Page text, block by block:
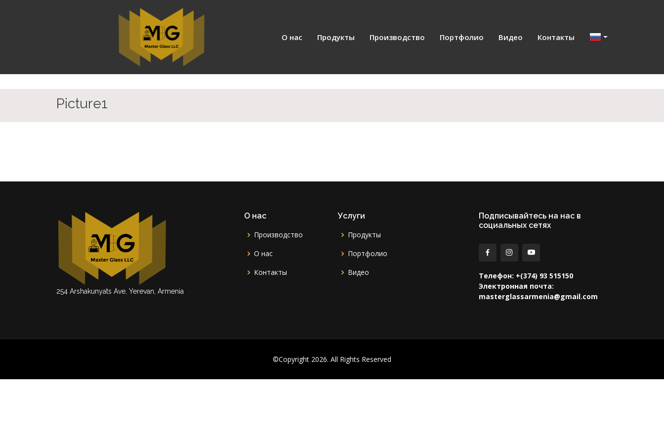
О нас Продукты Производство Портфолио Видео Контакты
Picture1
254 Arshakunyats Ave, Yerevan, Armenia
О нас
Производство
О нас
Контакты
Услуги
Продукты
Портфолио
Видео
Подписывайтесь на нас в
социальных сетях
Телефон: +(374) 93 515150
Электронная почта:
masterglassarmenia@gmail.com
©Copyright 2026. All Rights Reserved